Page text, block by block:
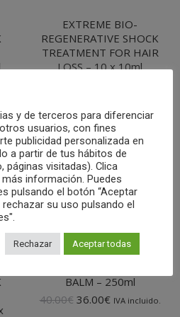
EXTREME BIO-
REGENERATIVE SHOCK
TREATMENT FOR HAIR
LOSS – 10 x 10ml
original
era:
90.00€.
actual
es:
81.00€.
BALM – 250ml
40.00€ El
36.00€ElIVA incluido.
y de terceros para diferenciar
usuarios, con fines
publicidad personalizada en
a partir de tus hábitos de
páginas visitadas). Clica
más información. Puedes
pulsando el botón “Aceptar
su uso pulsando el
Rechazar Aceptar todas